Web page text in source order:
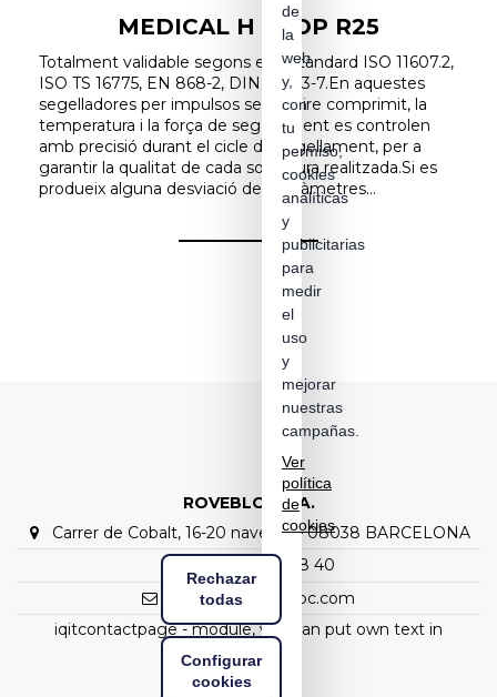
MEDICAL H ATDP R25
Totalment validable segons els estàndard ISO 11607.2,
ISO TS 16775, EN 868-2, DIN 58953-7.En aquestes
segelladores per impulsos sense aire comprimit, la
temperatura i la força de segellament es controlen
amb precisió durant el cicle de segellament, per a
garantir la qualitat de cada soldadura realitzada.Si es
produeix alguna desviació dels paràmetres...
ROVEBLOC S.A.
Carrer de Cobalt, 16-20 nave C1 – 08038 BARCELONA
(+34) 93 298 88 40
rovebloc@rovebloc.com
iqitcontactpage - module, you can put own text in
configuration
de
la
web
y,
con
tu
permiso,
cookies
analíticas
y
publicitarias
para
medir
el
uso
y
mejorar
nuestras
campañas.
Ver
política
de
cookies
Rechazar
todas
Configurar
cookies